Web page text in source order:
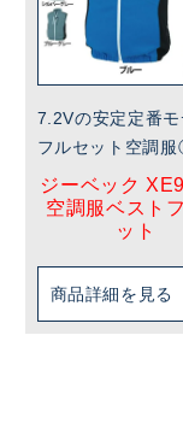
7.2Vの安定定番
フルセット空調
ジーベック
空調服ベスト
ット
商品詳細を見る